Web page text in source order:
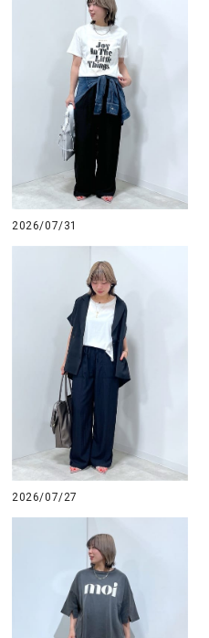
2026/07/31
2026/07/27